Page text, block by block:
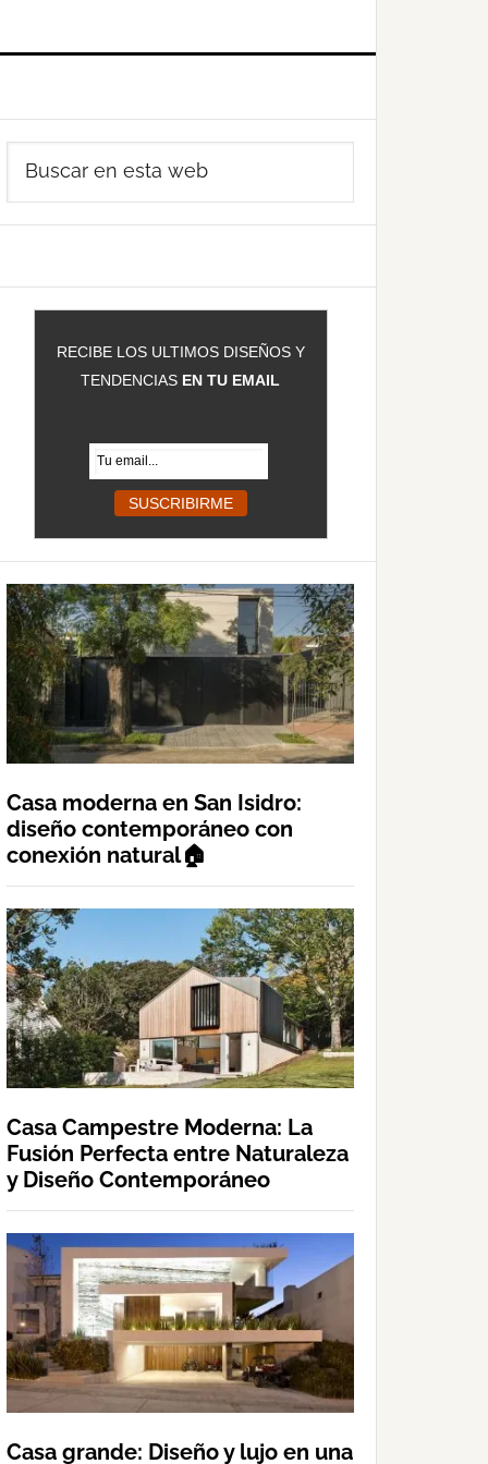
RECIBE LOS ULTIMOS DISEÑOS Y
TENDENCIAS EN TU EMAIL
Casa moderna en San Isidro:
diseño contemporáneo con
conexión natural🏠
Casa Campestre Moderna: La
Fusión Perfecta entre Naturaleza
y Diseño Contemporáneo
Casa grande: Diseño y lujo en una